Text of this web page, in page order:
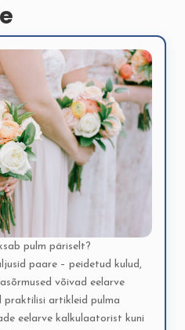
pulm päriselt?
paare – peidetud kulud,
võivad eelarve
praktilisi artikleid pulma
eelarve kalkulaatorist kuni